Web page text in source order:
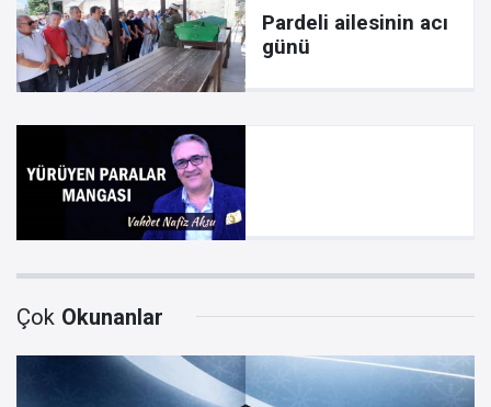
Pardeli ailesinin acı
günü
Çok Okunanlar